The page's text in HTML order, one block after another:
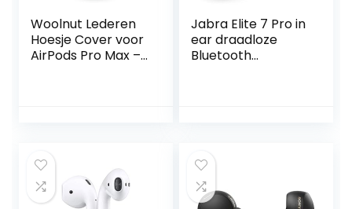
Woolnut Lederen
Hoesje Cover voor
AirPods Pro Max –
Jabra Elite 7 Pro in
ear draadloze
Bluetooth
voor heldere
gesprekken –
goud/beige